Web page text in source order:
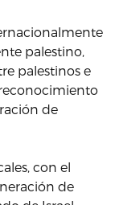
palestino,
palestinos e
de
con el
de